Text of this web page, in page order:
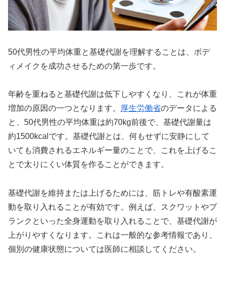
50代男性の平均体重と基礎代謝を理解することは、ボデ
ィメイクを成功させるための第一歩です。
年齢を重ねると基礎代謝は低下しやすくなり、これが体重
増加の原因の一つとなります。
厚生労働省のデータによる
と、50代男性の平均体重は約70kg前後で、基礎代謝量は
約1500kcalです。基礎代謝とは、何もせずに安静にして
いても消費されるエネルギー量のことで、これを上げるこ
とで太りにくい体質を作ることができます。
基礎代謝を維持または上げるためには、筋トレや有酸素運
動を取り入れることが有効です。例えば、スクワットやプ
ランクといった全身運動を取り入れることで、基礎代謝が
上がりやすくなります。これは一般的な参考情報であり、
個別の健康状態については医師に相談してください。